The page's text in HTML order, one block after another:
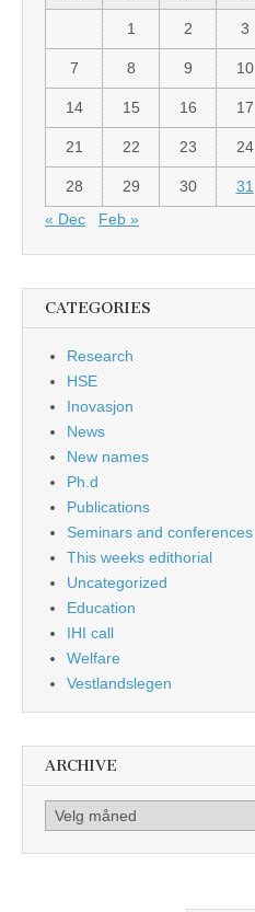
1 2 3
7 8 9 10
14 15 16 17
21 22 23 24
28 29 30
31
« Dec
Feb »
CATEGORIES
Research
HSE
Inovasjon
News
New names
Ph.d
Publications
Seminars and conferences
This weeks edithorial
Uncategorized
Education
IHI call
Welfare
Vestlandslegen
ARCHIVE
Archive